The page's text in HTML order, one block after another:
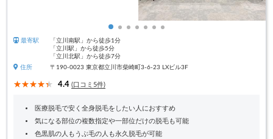
最寄駅
「立川南駅」から徒歩1分
「立川駅」から徒歩5分
「立川北駅」から徒歩7分
住所
〒190-0023 東京都立川市柴崎町3-6-23 LXビル3F
4.4 (口コミ5件)
医療脱毛で安く全身脱毛をしたい人におすすめ
気になる部位の複数指定や一部位だけの脱毛も可能
色黒肌の人もうぶ毛の人も永久脱毛が可能